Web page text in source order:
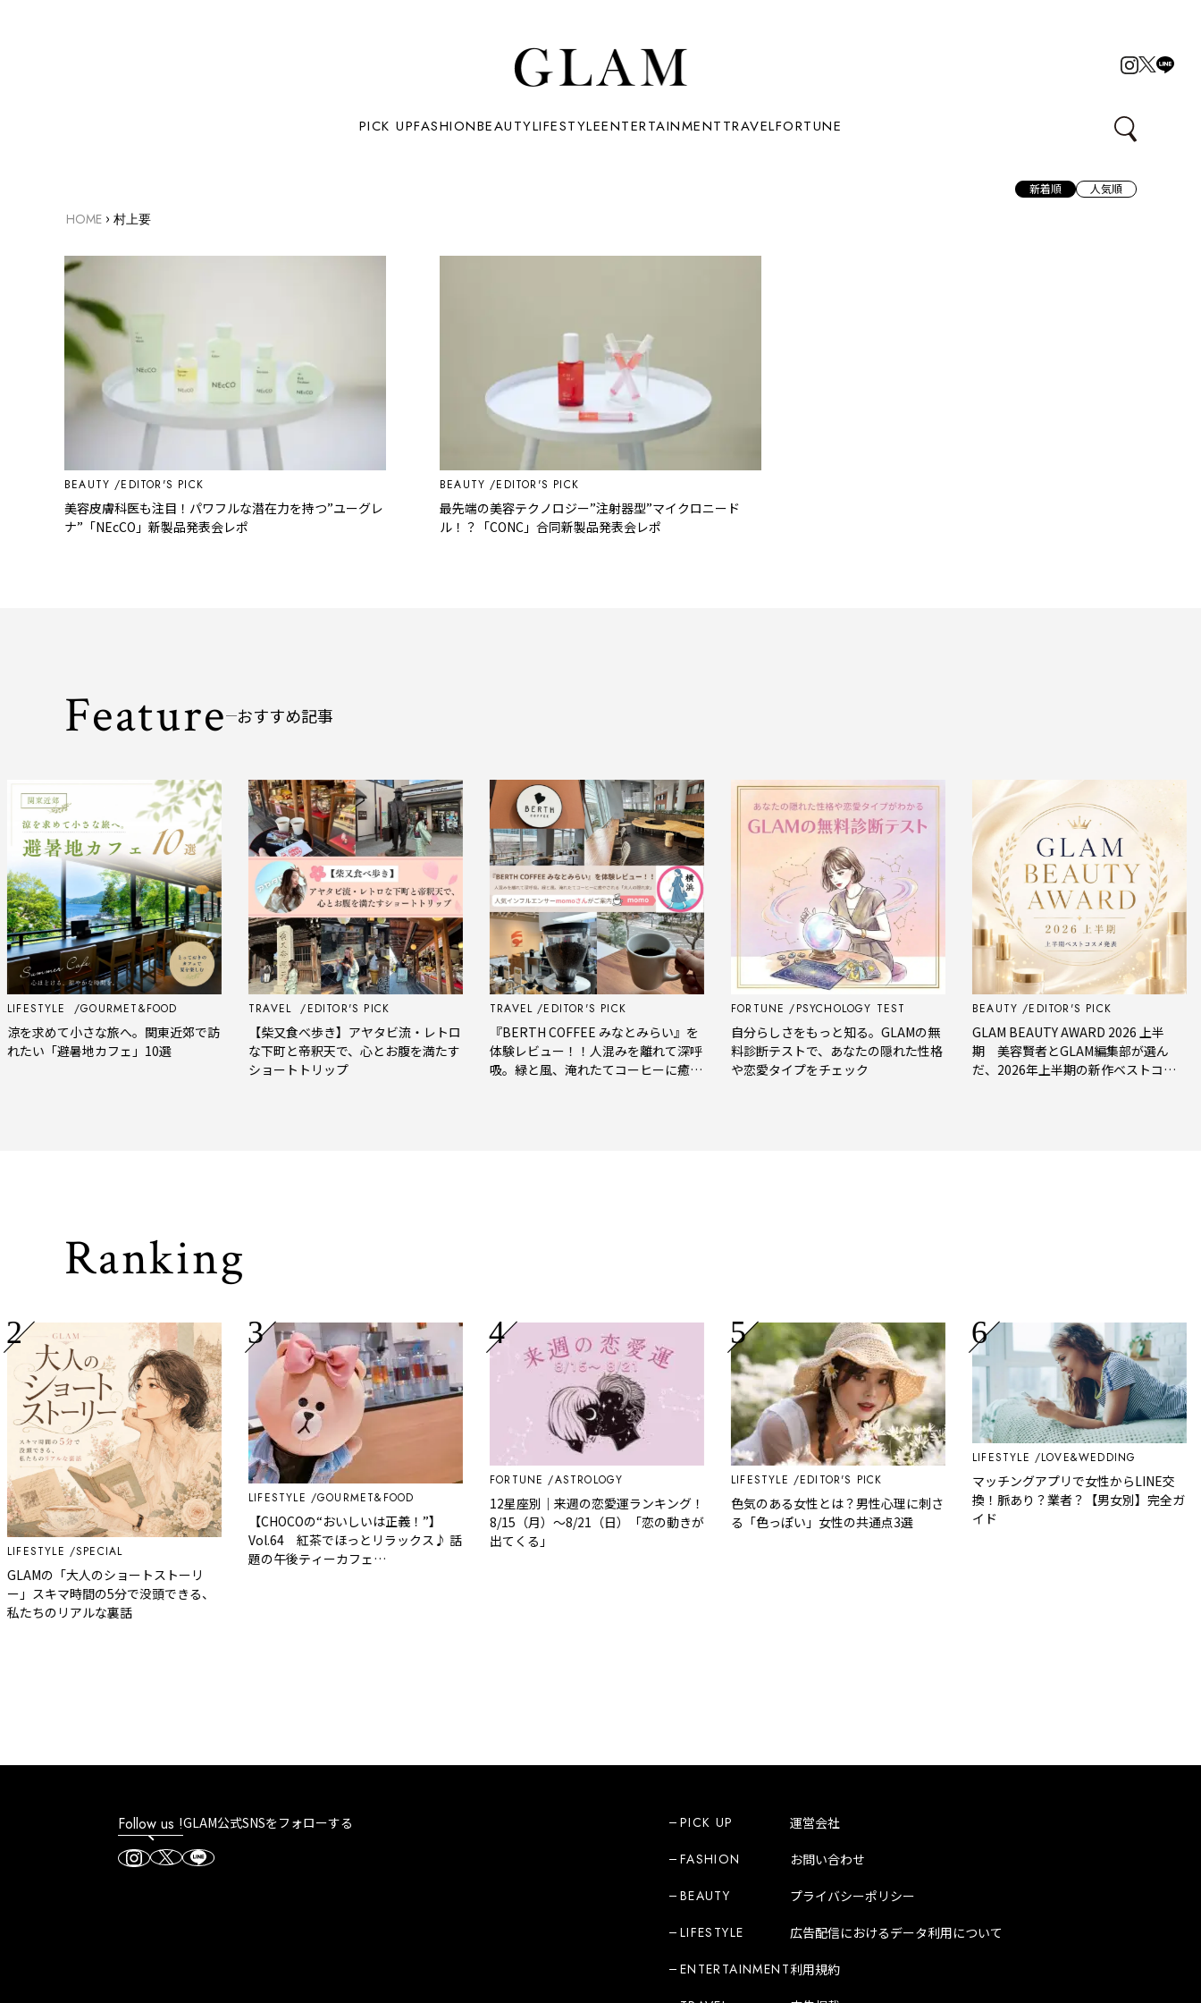
PICK UPFASHIONBEAUTYLIFESTYLEENTERTAINMENTTRAVELFORTUNE
新着順 人気順
HOME › 村上要
BEAUTY EDITOR'S PICK
美容皮膚科医も注目！パワフルな潜在力を持つ”ユーグレ
ナ”「NEcCO」新製品発表会レポ
BEAUTY EDITOR'S PICK
最先端の美容テクノロジー”注射器型”マイクロニード
ル！？「CONC」合同新製品発表会レポ
Feature おすすめ記事
GOURMET&FOOD
求めて小さな旅へ。関東近郊で訪
い「避暑地カフェ」10選
TRAVEL EDITOR'S PICK
【柴又食べ歩き】アヤタビ流・レトロ
な下町と帝釈天で、心とお腹を満たす
ショートトリップ
TRAVEL EDITOR'S PICK
『BERTH COFFEE みなとみらい』を
体験レビュー！！人混みを離れて深呼
吸。緑と風、淹れたてコーヒーに癒や
FORTUNE PSYCHOLOGY TEST
自分らしさをもっと知る。GLAMの無
料診断テストで、あなたの隠れた性格
や恋愛タイプをチェック
BEAUTY EDITOR'S PICK
GLAM BEAUTY AWARD 2026 上半
期 美容賢者とGLAM編集部が選ん
だ、2026年上半期の新作ベストコス
Ranking
SPECIAL
の「大人のショートストーリ
スキマ時間の5分で没頭できる、
ちのリアルな裏話
LIFESTYLE GOURMET&FOOD
【CHOCOの“おいしいは正義！”】
Vol.64 紅茶でほっとリラックス♪ 話
題の午後ティーカフェ
FORTUNE ASTROLOGY
12星座別｜来週の恋愛運ランキング！
8/15（月）～8/21（日）「恋の動きが
出てくる」
LIFESTYLE EDITOR'S PICK
色気のある女性とは？男性心理に刺さ
る「色っぽい」女性の共通点3選
LIFESTYLE LOVE&WEDDING
マッチングアプリで女性からLINE交
換！脈あり？業者？【男女別】完全ガ
イド
Follow us !GLAM公式SNSをフォローする PICK UP
FASHION
BEAUTY
LIFESTYLE
ENTERTAINMENT
運営会社
お問い合わせ
プライバシーポリシー
広告配信におけるデータ利用について
利用規約